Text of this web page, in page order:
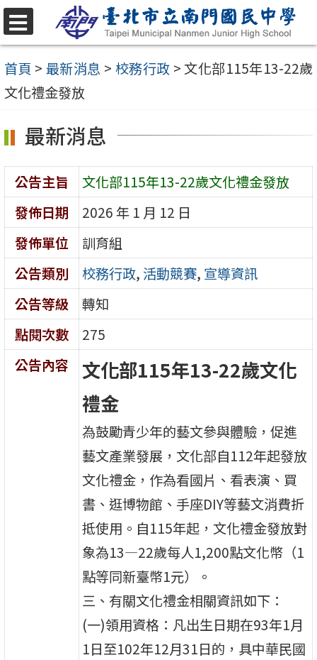
跳
至
主
要
容
選
單
首頁 > 最新消息 > 校務行政 > 文化部115年13-22歲
文化禮金發放
最新消息
公告主旨
文化部115年13-22歲文化禮金發放
發佈日期
2026 年 1 月 12 日
發佈單位
訓育組
公告類別
校務行政, 活動競賽, 宣導資訊
公告等級
轉知
點閱次數
275
公告內容
文化部115年13-22歲文化
禮金
為鼓勵青少年的藝文參與體驗，促進
藝文產業發展，文化部自112年起發放
文化禮金，作為看國片、看表演、買
書、逛博物館、手座DIY等藝文消費折
抵使用。自115年起，文化禮金發放對
象為13—22歲每人1,200點文化幣（1
點等同新臺幣1元）。
三、有關文化禮金相關資訊如下：
(一)領用資格：凡出生日期在93年1月
1日至102年12月31日的，具中華民國